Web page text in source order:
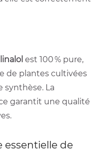
est 100 % pure,
de plantes cultivées
synthèse. La
garantit une qualité
essentielle de